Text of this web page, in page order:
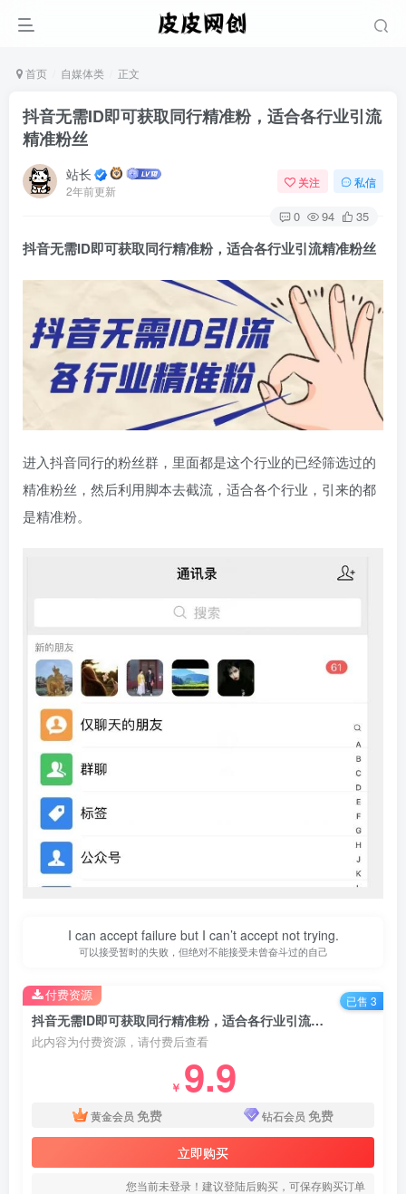
首页 自媒体类 正文
抖音无需ID即可获取同行精准粉，适合各行业引流
精准粉丝
站长
2年前更新
关注 私信
0 94 35
抖音无需ID即可获取同行精准粉，适合各行业引流精准粉丝
进入抖音同行的粉丝群，里面都是这个行业的已经筛选过的
精准粉丝，然后利用脚本去截流，适合各个行业，引来的都
是精准粉。
I can accept failure but I can’t accept not trying.
可以接受暂时的失败，但绝对不能接受未曾奋斗过的自己
抖音无需ID即可获取同行精准粉，适合各行业引流精准粉丝
此内容为付费资源，请付费后查看
￥ 9.9
黄金会员 免费 钻石会员 免费
立即购买
您当前未登录！建议登陆后购买，可保存购买订单
付费资源 已售 3